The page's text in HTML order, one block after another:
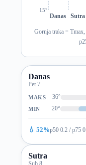
15°
Danas Sutra
Gornja traka = Tmax,
Danas
Pet 7.
MAKS 36°
MIN 20°
💧 52%p50 0.2 / p75
Sutra
Sub 8.